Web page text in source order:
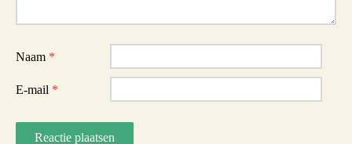
Naam *
E-mail *